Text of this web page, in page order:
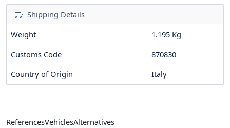
Shipping Details
Weight
1.195 Kg
Customs Code
870830
Country of Origin
Italy
ReferencesVehiclesAlternatives